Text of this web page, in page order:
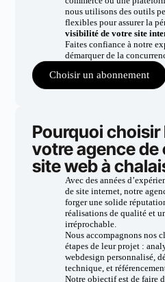
nous utilisons des outils
flexibles pour assurer la
visibilité de votre site
Faites confiance à notre
démarquer de la
Choisir un abonnement
Pourquoi
votre agence de
site web à
Avec des années
de site internet, notre
forger une solide
réalisations de qualité et
irréprochable.
Nous accompagnons nos
étapes de leur projet :
webdesign personnalisé,
technique, et
Notre objectif est de faire